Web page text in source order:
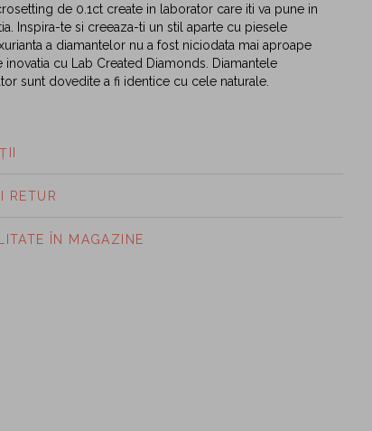
de 0.1ct create in laborator care iti va pune in
Inspira-te si creeaza-ti un stil aparte cu piesele
a diamantelor nu a fost niciodata mai aproape
inovatia cu Lab Created Diamonds. Diamantele
sunt dovedite a fi identice cu cele naturale.
RETUR
ÎN MAGAZINE